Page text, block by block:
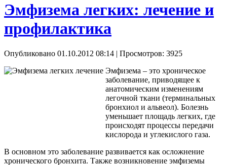
Эмфизема легких: лечение и
профилактика
Опубликовано 01.10.2012 08:14 | Просмотров: 3925
Эмфизема – это хроническое
заболевание, приводящее к
анатомическим изменениям
легочной ткани (терминальных
бронхиол и альвеол). Болезнь
уменьшает площадь легких, где
происходят процессы передачи
кислорода и углекислого газа.
В основном это заболевание развивается как осложнение
хронического бронхита. Также возникновение эмфиземы